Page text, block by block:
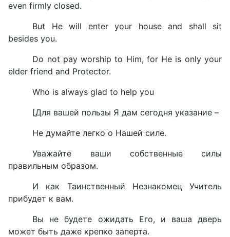
even firmly closed.
But He will enter your house and shall sit
besides you.
Do not pay worship to Him, for He is only your
elder friend and Protector.
Who is always glad to help you
[Для вашей пользы Я дам сегодня указание –
Не думайте легко о Нашей силе.
Уважайте ваши собственные силы
правильным образом.
И как Таинственный Незнакомец Учитель
прибудет к вам.
Вы не будете ожидать Его, и ваша дверь
может быть даже крепко заперта.